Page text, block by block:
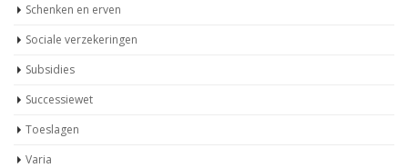
Schenken en erven
Sociale verzekeringen
Subsidies
Successiewet
Toeslagen
Varia